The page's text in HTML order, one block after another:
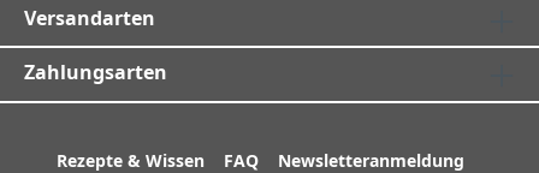
Versandarten
Zahlungsarten
Rezepte & Wissen FAQ
Newsletteranmeldung